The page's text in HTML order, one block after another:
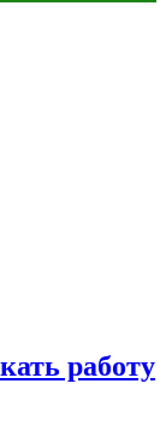
работу